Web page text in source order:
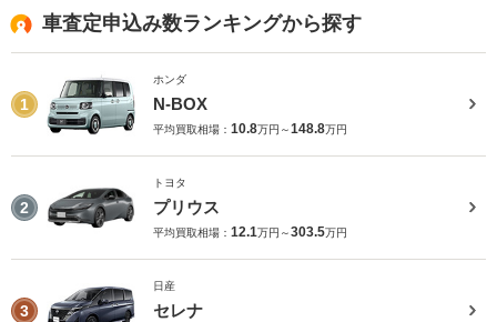
車査定申込み数ランキングから探す
1
ホンダ
N-BOX
平均買取相場： 10.8万円～148.8万円
2
トヨタ
プリウス
平均買取相場： 12.1万円～303.5万円
3
日産
セレナ